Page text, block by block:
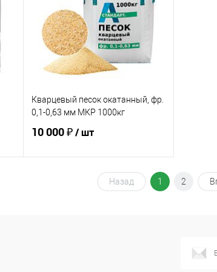
В избранное
В наличии
Кварцевый песок окатанный, фр.
0,1-0,63 мм МКР 1000кг
10 000 ₽/ шт
В корзину
Назад 1 2